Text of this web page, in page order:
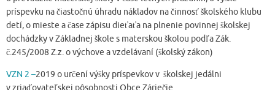
príspevku na čiastočnú úhradu nákladov na činnosť školského klubu
detí, o mieste a čase zápisu dieťaťa na plnenie povinnej školskej
dochádzky v Základnej škole s materskou školou podľa Zák.
č.245/2008 Z.z. o výchove a vzdelávaní (školský zákon)
VZN 2 –2019 o určení výšky príspevkov v školskej jedálni
v zriaďovateľskej pôsobnosti Obce Záriečie